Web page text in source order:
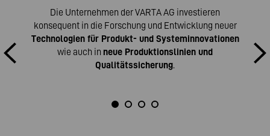
Die Unternehmen der VARTA AG investieren
konsequent in die Forschung und Entwicklung neuer
Technologien für Produkt- und Systeminnovationen
wie auch in neue Produktionslinien und
Qualitätssicherung